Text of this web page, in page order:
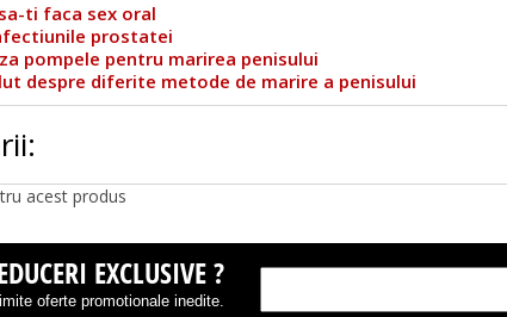
ti faca sex oral
prostatei
pompele pentru marirea penisului
despre diferite metode de marire a penisului
acest produs
EXCLUSIVE ?
oferte promotionale inedite.